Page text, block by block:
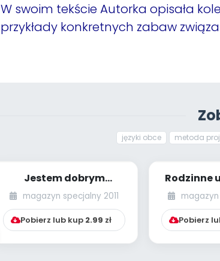
W swoim tekście Autorka opisała
przykłady konkretnych zabaw
języki obce metoda
Jestem dobrym
kolegą/koleżanką
(scenariusz dla dzieci
4...
magazyn specjalny 2011
Pobierz lub kup 2.99 zł
Rodzinne
magazyn
Pobierz